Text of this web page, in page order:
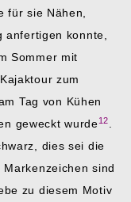
für sie Nähen,
konnte,
Sommer mit
zum
Tag von Kühen
geweckt wurde12
dies sei die
sind
zu diesem Motiv